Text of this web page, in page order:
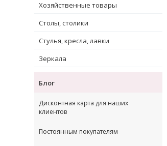
Хозяйственные товары
Столы, столики
Стулья, кресла, лавки
Зеркала
Блог
Дисконтная карта для наших
клиентов
Постоянным покупателям